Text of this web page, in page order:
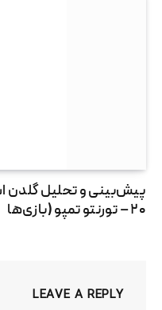
۲۰ – تورنتو تمپو (بازی‌ها
LEAVE A REPLY